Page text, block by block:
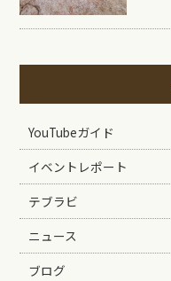
YouTubeガイド
イベントレポート
テブラビ
ニュース
ブログ